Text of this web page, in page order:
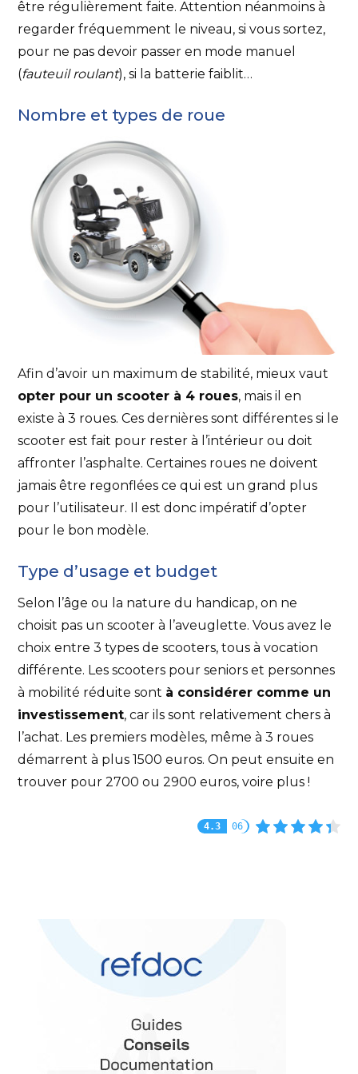
être régulièrement faite. Attention néanmoins à
regarder fréquemment le niveau, si vous sortez,
pour ne pas devoir passer en mode manuel
(fauteuil roulant), si la batterie faiblit…
Nombre et types de roue
Afin d’avoir un maximum de stabilité, mieux vaut
opter pour un scooter à 4 roues, mais il en
existe à 3 roues. Ces dernières sont différentes si le
scooter est fait pour rester à l’intérieur ou doit
affronter l’asphalte. Certaines roues ne doivent
jamais être regonflées ce qui est un grand plus
pour l’utilisateur. Il est donc impératif d’opter
pour le bon modèle.
Type d’usage et budget
Selon l’âge ou la nature du handicap, on ne
choisit pas un scooter à l’aveuglette. Vous avez le
choix entre 3 types de scooters, tous à vocation
différente. Les scooters pour seniors et personnes
à mobilité réduite sont à considérer comme un
investissement, car ils sont relativement chers à
l’achat. Les premiers modèles, même à 3 roues
démarrent à plus 1500 euros. On peut ensuite en
trouver pour 2700 ou 2900 euros, voire plus !
4.3 06